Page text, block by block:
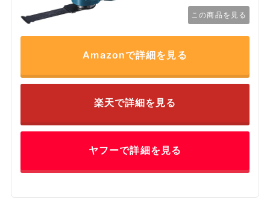
この商品を見る
Amazonで詳細を見る
楽天で詳細を見る
ヤフーで詳細を見る